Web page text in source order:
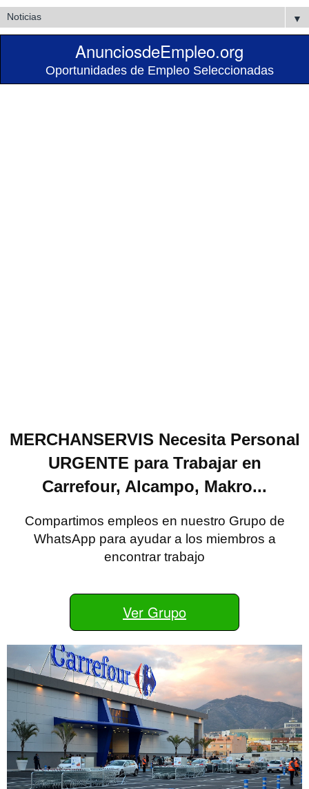
▼
AnunciosdeEmpleo.org
Oportunidades de Empleo Seleccionadas
MERCHANSERVIS Necesita Personal
URGENTE para Trabajar en
Carrefour, Alcampo, Makro...
Compartimos empleos en nuestro Grupo de
WhatsApp para ayudar a los miembros a
encontrar trabajo
Ver Grupo